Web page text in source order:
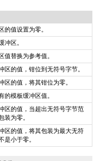
的值设置为零。
冲区。
值替换为参考值。
区的值，钳位到无符号字节。
区的值，将其钳位为零。
的模板缓冲区值。
区的值，当超出无符号字节范
装为零。
区的值，将其包装为最大无符
是小于零。